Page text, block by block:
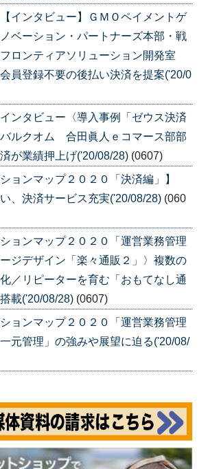
【インタビュー】ＧＭＯペイメントゲ
ベーション・パートナーズ本部・戦
ロンティアソリューション開発室
員登録不要の後払い決済を提案('20/0
インタビュー〈導入事例「ゼウス決済
ルクオム 合田眞人ｅコマース部部
が業績押上げ('20/08/28) (0607)
ションマップ２０２０「決済編」】
、決済サービス充実('20/08/28) (060
ションマップ２０２０「運営業務管理
ジデザイン「楽々通販２」〉複数の
／リピーターを育む「おもてなし通
載('20/08/28) (0607)
ションマップ２０２０「運営業務管理
元管理」の強みや展望に迫る('20/08/